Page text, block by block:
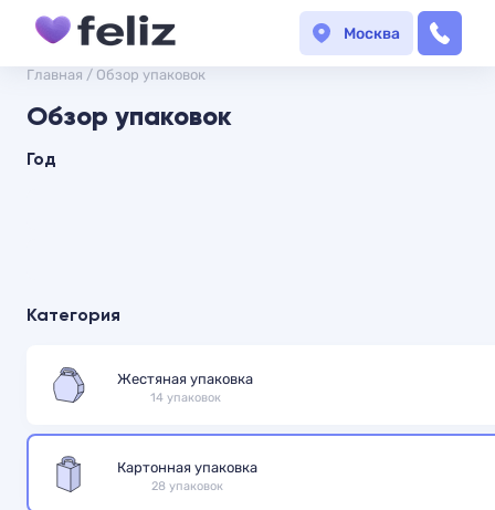
Москва
Главная / Обзор упаковок
Обзор упаковок
Год
Категория
Жестяная упаковка
14 упаковок
Картонная упаковка
28 упаковок